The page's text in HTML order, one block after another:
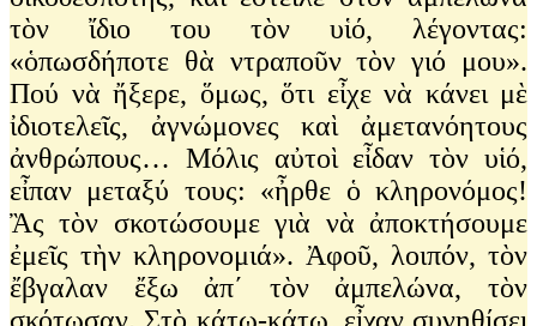
τὸν ἴδιο του τὸν υἱό, λέγοντας:
«ὁπωσδήποτε θὰ ντραποῦν τὸν γιό μου».
Πού νὰ ἤξερε, ὅμως, ὅτι εἶχε νὰ κάνει μὲ
ἰδιοτελεῖς, ἀγνώμονες καὶ ἀμετανόητους
ἀνθρώπους… Μόλις αὐτοὶ εἶδαν τὸν υἱό,
εἶπαν μεταξύ τους: «ἦρθε ὁ κληρονόμος!
Ἂς τὸν σκοτώσουμε γιὰ νὰ ἀποκτήσουμε
ἐμεῖς τὴν κληρονομιά». Ἀφοῦ, λοιπόν, τὸν
ἔβγαλαν ἔξω ἀπ΄ τὸν ἀμπελώνα, τὸν